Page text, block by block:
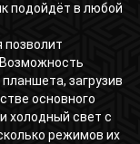
подойдёт в любой
позволит
загрузив
основного
холодный свет с
режимов их